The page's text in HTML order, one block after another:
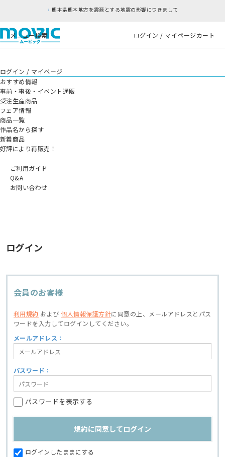
熊本県熊本地方を震源とする地震の影響につきまして
メニュー検索 ログイン / マイページカート
ログイン / マイページ
おすすめ情報
事前・事後・イベント通販
受注生産商品
フェア情報
商品一覧
作品名から探す
新着商品
好評により再販売！
ご利用ガイド
Q&A
お問い合わせ
ログイン
会員のお客様
利用規約 および個人情報保護方針に同意の上、
メールアドレスとパス
ワードを入力してログインしてください。
メールアドレス：
パスワード：
パスワードを表示する
ログインしたままにする